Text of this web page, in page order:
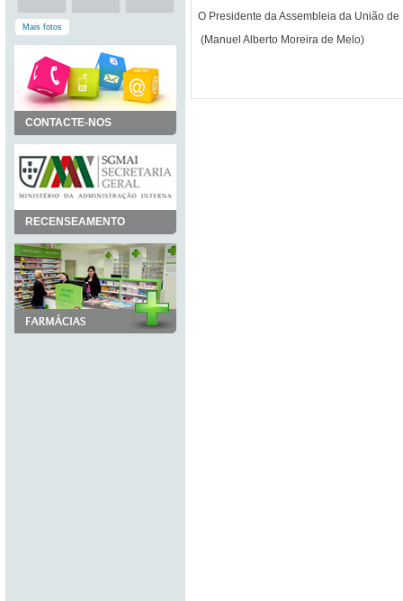
Mais fotos
CONTACTE-NOS
RECENSEAMENTO
O Presidente da Assembleia da União
(Manuel Alberto Moreira de Melo)